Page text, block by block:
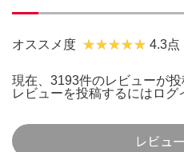
オススメ度 4.3点
現在、3193件のレビューが投
レビューを投稿するには ログ
レビュ